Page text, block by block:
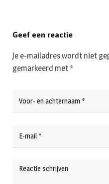
Geef een reactie
Je e-mailadres wordt niet
gemarkeerd met *